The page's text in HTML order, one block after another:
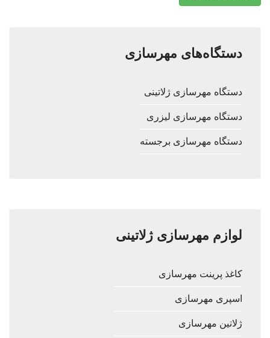
دستگاه‌های مهرسازی
دستگاه مهرسازی ژلاتینی
دستگاه مهرسازی لیزری
دستگاه مهرسازی برجسته
لوازم مهرسازی ژلاتینی
کاغذ پرینت مهرسازی
اسپری مهرسازی
ژلاتین مهرسازی